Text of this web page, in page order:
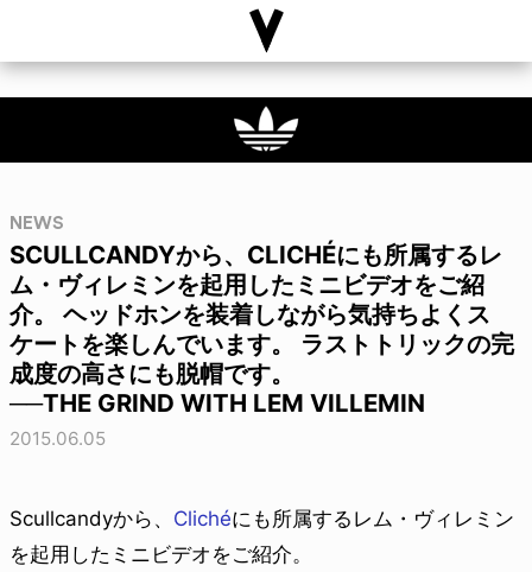
NEWS
SCULLCANDYから、CLICHÉにも所属するレ
ム・ヴィレミンを起用したミニビデオをご紹
介。 ヘッドホンを装着しながら気持ちよくス
ケートを楽しんでいます。 ラストトリックの完
成度の高さにも脱帽です。
──THE GRIND WITH LEM VILLEMIN
2015.06.05
Scullcandyから、 Clichéにも所属するレム・ヴィレミン
を起用したミニビデオをご紹介。